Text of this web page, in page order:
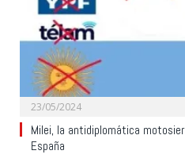
23/05/2024
Milei, la antidiplomática
España